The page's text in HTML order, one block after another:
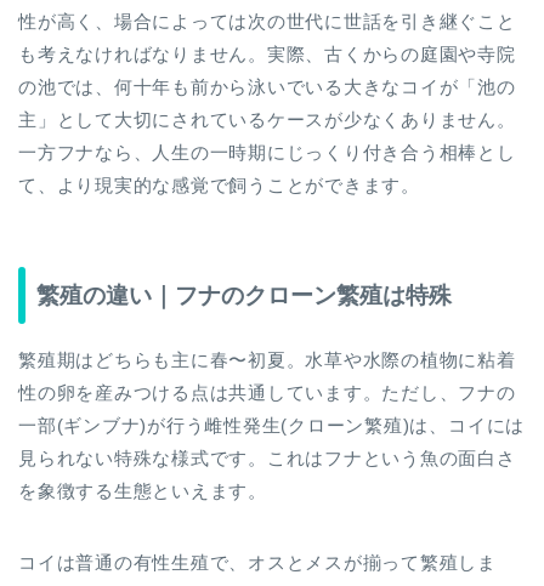
性が高く、場合によっては次の世代に世話を引き継ぐこと
も考えなければなりません。実際、古くからの庭園や寺院
の池では、何十年も前から泳いでいる大きなコイが「池の
主」として大切にされているケースが少なくありません。
一方フナなら、人生の一時期にじっくり付き合う相棒とし
て、より現実的な感覚で飼うことができます。
繁殖の違い｜フナのクローン繁殖は特殊
繁殖期はどちらも主に春〜初夏。水草や水際の植物に粘着
性の卵を産みつける点は共通しています。ただし、フナの
一部(ギンブナ)が行う雌性発生(クローン繁殖)は、コイには
見られない特殊な様式です。これはフナという魚の面白さ
を象徴する生態といえます。
コイは普通の有性生殖で、オスとメスが揃って繁殖しま